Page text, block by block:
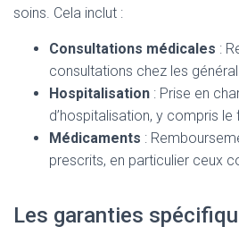
soins. Cela inclut :
Consultations médicales :
consultations chez les
Hospitalisation : Prise en
d’hospitalisation, y compris le
Médicaments :
prescrits, en particulier ceux
Les garanties